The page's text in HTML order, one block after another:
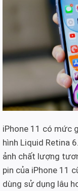
iPhone 11 có mức
hình Liquid Retina
ảnh chất lượng
pin của iPhone 11
dùng sử dụng lâu